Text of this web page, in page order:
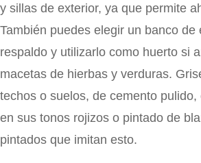
y sillas de exterior, ya que permite
También puedes elegir un banco de
respaldo y utilizarlo como huerto si
macetas de hierbas y verduras.
techos o suelos, de cemento
en sus tonos rojizos o pintado de
pintados que imitan esto.